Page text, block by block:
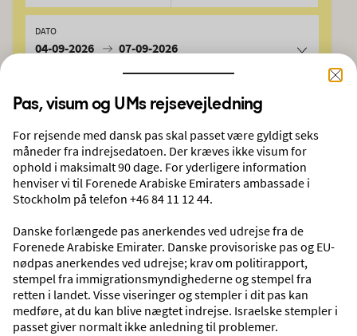
DATO
04-09-2026 07-09-2026
Oplev vores rejsemål
Pas, visum og UMs rejsevejledning
For rejsende med dansk pas skal passet være gyldigt seks
måneder fra indrejsedatoen. Der kræves ikke visum for
ophold i maksimalt 90 dage. For yderligere information
henviser vi til Forenede Arabiske Emiraters ambassade i
Stockholm på telefon +46 84 11 12 44.
Danske forlængede pas anerkendes ved udrejse fra de
Forenede Arabiske Emirater. Danske provisoriske pas og EU-
nødpas anerkendes ved udrejse; krav om politirapport,
stempel fra immigrationsmyndighederne og stempel fra
retten i landet. Visse viseringer og stempler i dit pas kan
medføre, at du kan blive nægtet indrejse. Israelske stempler i
passet giver normalt ikke anledning til problemer.